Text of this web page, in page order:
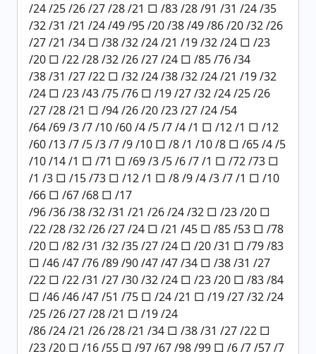
/24 /25 /26 /27 /28 /21 □ /83 /28 /91 /31 /24 /35
/32 /31 /21 /24 /49 /95 /20 /38 /49 /86 /20 /32 /26
/27 /21 /34 □ /38 /32 /24 /21 /19 /32 /24 □ /23
/20 □ /22 /28 /32 /26 /27 /24 □ /85 /76 /34
/38 /31 /27 /22 □ /32 /24 /38 /32 /24 /21 /19 /32
/24 □ /23 /43 /75 /76 □ /19 /27 /32 /24 /25 /26
/27 /28 /21 □ /94 /26 /20 /23 /27 /24 /54
/64 /69 /3 /7 /10 /60 /4 /5 /7 /4 /1 □ /12 /1 □ /12
/60 /13 /7 /5 /3 /7 /9 /10 □ /8 /1 /10 /8 □ /65 /4 /5
/10 /14 /1 □ /71 □ /69 /3 /5 /6 /7 /1 □ /72 /73 □
/1 /3 □ /15 /73 □ /12 /1 □ /8 /9 /4 /3 /7 /1 □ /10
/66 □ /67 /68 □ /17
/96 /36 /38 /32 /31 /21 /26 /24 /32 □ /23 /20 □
/22 /28 /32 /26 /27 /24 □ /21 /45 □ /85 /53 □ /78
/20 □ /82 /31 /32 /35 /27 /24 □ /20 /31 □ /79 /83
□ /46 /47 /76 /89 /90 /47 /47 /34 □ /38 /31 /27
/22 □ /22 /31 /27 /30 /32 /24 □ /23 /20 □ /83 /84
□ /46 /46 /47 /51 /75 □ /24 /21 □ /19 /27 /32 /24
/25 /26 /27 /28 /21 □ /19 /24
/86 /24 /21 /26 /28 /21 /34 □ /38 /31 /27 /22 □
/23 /20 □ /16 /55 □ /97 /67 /98 /99 □ /6 /7 /57 /7